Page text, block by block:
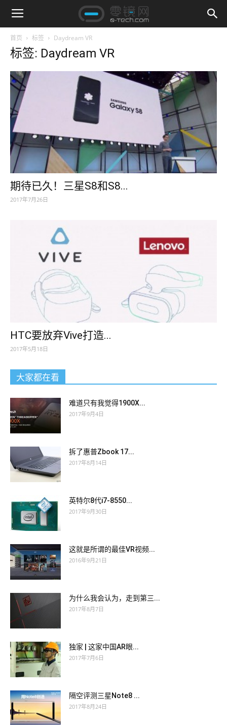
首页 标签 Daydream VR
标签: Daydream VR
期待已久！三星S8和S8...
2017年7月26日
HTC要放弃Vive打造...
2017年5月18日
大家都在看
难道只有我觉得1900X...
2017年9月4日
拆了惠普Zbook 17...
2017年8月14日
英特尔8代i7-8550...
2017年9月30日
这就是所谓的最佳VR视频...
2016年9月21日
为什么我会认为，走到第三...
2017年8月7日
独家 | 这家中国AR眼...
2017年7月6日
隔空评测三星Note8 ...
2017年8月24日